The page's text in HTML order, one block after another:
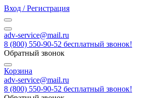
Вход / Регистрация
adv-service@mail.ru
8 (800) 550-90-52 бесплатный звонок!
Обратный звонок
Корзина
adv-service@mail.ru
8 (800) 550-90-52 бесплатный звонок!